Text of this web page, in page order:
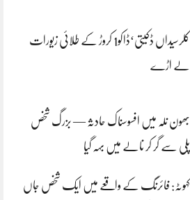
کلرسیداں ڈکیتی‘ڈاکو1 کروڑ کے طلائی زیورات
لے اڑے
بھون نلہ میں افسوسناک حادثہ — بزرگ شخص
پلی سے گر کر نالے میں بہہ گیا
کہوٹہ: فائرنگ کے واقعے میں ایک شخص جاں